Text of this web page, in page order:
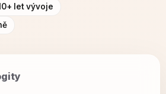
let vývoje